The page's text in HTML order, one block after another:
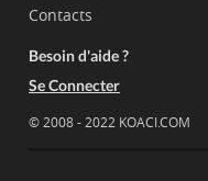
Contacts
Besoin d'aide ?
Se Connecter
© 2008 - 2022 KOACI.COM